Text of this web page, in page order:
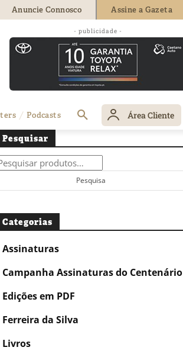
Anuncie Connosco Assine a Gazeta
- publicidade -
Podcasts Área Cliente
Pesquisar
Pesquisa
Categorias
Assinaturas
Campanha Assinaturas do Centenário
Edições em PDF
Ferreira da Silva
Livros